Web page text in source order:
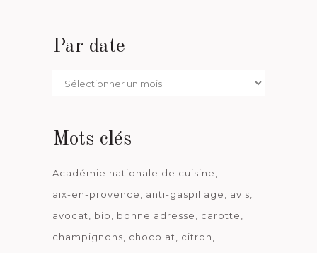
Par date
Par
Mots clés
Académie nationale de cuisine
aix-en-provence
anti-gaspillage
avis
avocat
bio bonne adresse
carotte
champignons
chocolat
citron